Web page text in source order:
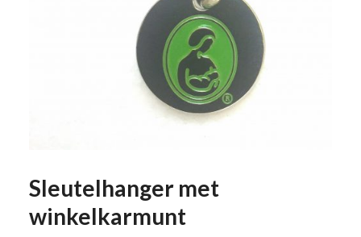
Sleutelhanger met
winkelkarmunt